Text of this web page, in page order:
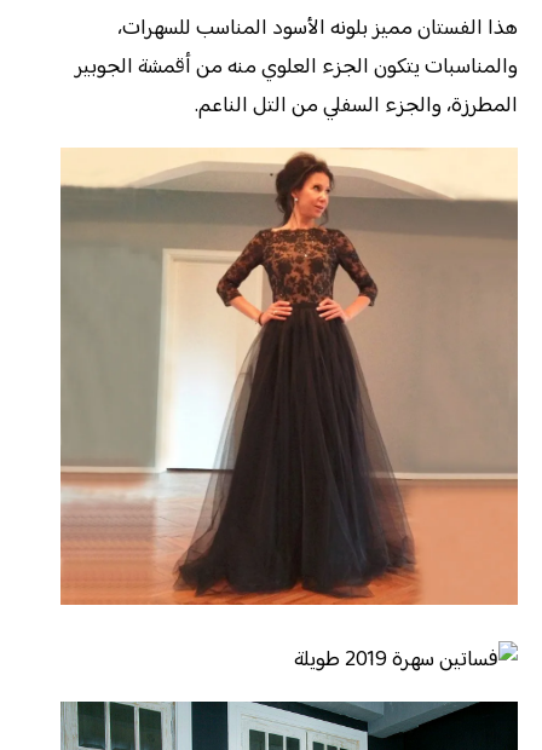
هذا الفستان مميز بلونه الأسود المناسب للسهرات،
والمناسبات يتكون الجزء العلوي منه من أقمشة الجوبير
المطرزة، والجزء السفلي من التل الناعم.